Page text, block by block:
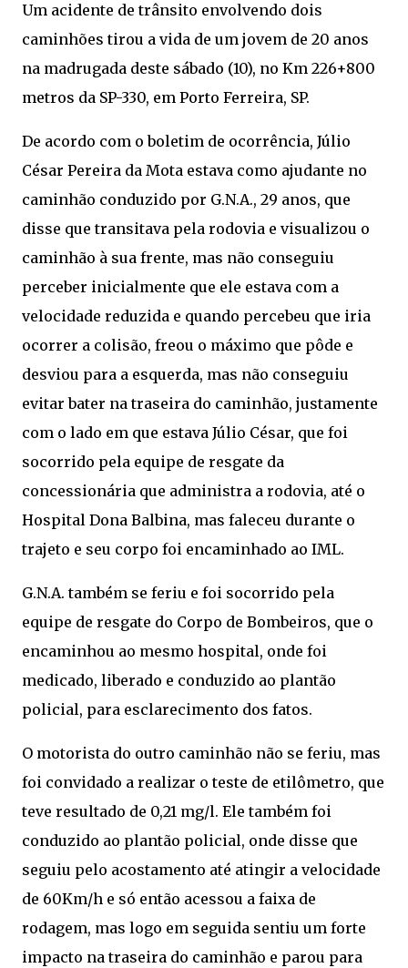
Um acidente de trânsito envolvendo dois
caminhões tirou a vida de um jovem de 20 anos
na madrugada deste sábado (10), no Km 226+800
metros da SP-330, em Porto Ferreira, SP.
De acordo com o boletim de ocorrência, Júlio
César Pereira da Mota estava como ajudante no
caminhão conduzido por G.N.A., 29 anos, que
disse que transitava pela rodovia e visualizou o
caminhão à sua frente, mas não conseguiu
perceber inicialmente que ele estava com a
velocidade reduzida e quando percebeu que iria
ocorrer a colisão, freou o máximo que pôde e
desviou para a esquerda, mas não conseguiu
evitar bater na traseira do caminhão, justamente
com o lado em que estava Júlio César, que foi
socorrido pela equipe de resgate da
concessionária que administra a rodovia, até o
Hospital Dona Balbina, mas faleceu durante o
trajeto e seu corpo foi encaminhado ao IML.
G.N.A. também se feriu e foi socorrido pela
equipe de resgate do Corpo de Bombeiros, que o
encaminhou ao mesmo hospital, onde foi
medicado, liberado e conduzido ao plantão
policial, para esclarecimento dos fatos.
O motorista do outro caminhão não se feriu, mas
foi convidado a realizar o teste de etilômetro, que
teve resultado de 0,21 mg/l. Ele também foi
conduzido ao plantão policial, onde disse que
seguiu pelo acostamento até atingir a velocidade
de 60Km/h e só então acessou a faixa de
rodagem, mas logo em seguida sentiu um forte
impacto na traseira do caminhão e parou para